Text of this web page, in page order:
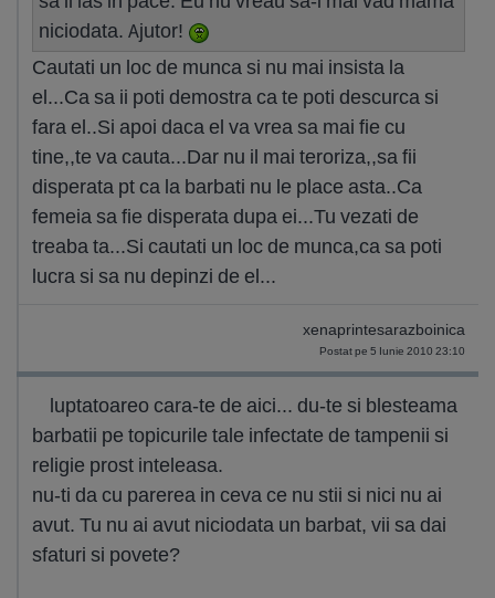
niciodata. Ajutor!
Cautati un loc de munca si nu mai insista la
el...Ca sa ii poti demostra ca te poti descurca si
fara el..Si apoi daca el va vrea sa mai fie cu
tine,,te va cauta...Dar nu il mai teroriza,,sa fii
disperata pt ca la barbati nu le place asta..Ca
femeia sa fie disperata dupa ei...Tu vezati de
treaba ta...Si cautati un loc de munca,ca sa poti
lucra si sa nu depinzi de el...
xenaprintesarazboinica
Postat pe 5 Iunie 2010 23:10
luptatoareo cara-te de aici... du-te si blesteama
barbatii pe topicurile tale infectate de tampenii si
religie prost inteleasa.
nu-ti da cu parerea in ceva ce nu stii si nici nu ai
avut. Tu nu ai avut niciodata un barbat, vii sa dai
sfaturi si povete?